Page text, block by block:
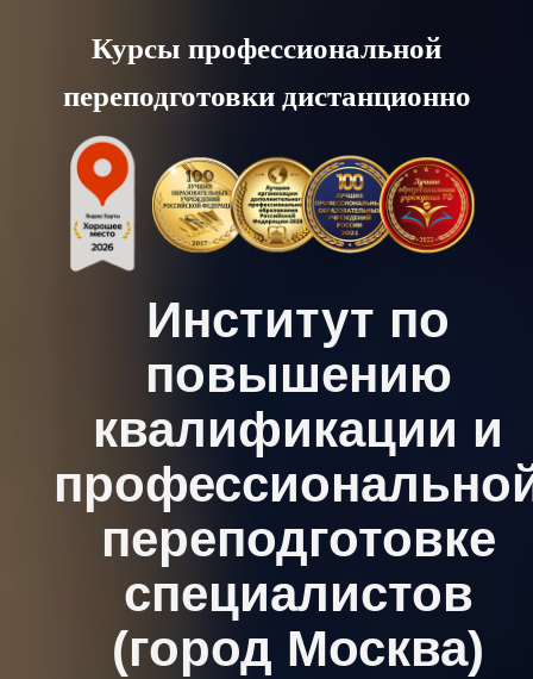
content
Курсы профессиональной
переподготовки дистанционно
Институт по
повышению
квалификации и
переподготовке
специалистов
(город Москва)